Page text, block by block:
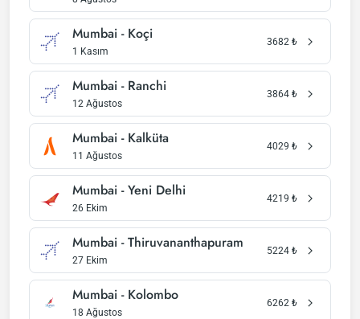
Mumbai - Koçi
1 Kasım
3682 ₺
Mumbai - Ranchi
12 Ağustos
3864 ₺
Mumbai - Kalküta
11 Ağustos
4029 ₺
Mumbai - Yeni Delhi
26 Ekim
4219 ₺
Mumbai - Thiruvananthapuram
27 Ekim
5224 ₺
Mumbai - Kolombo
18 Ağustos
6262 ₺